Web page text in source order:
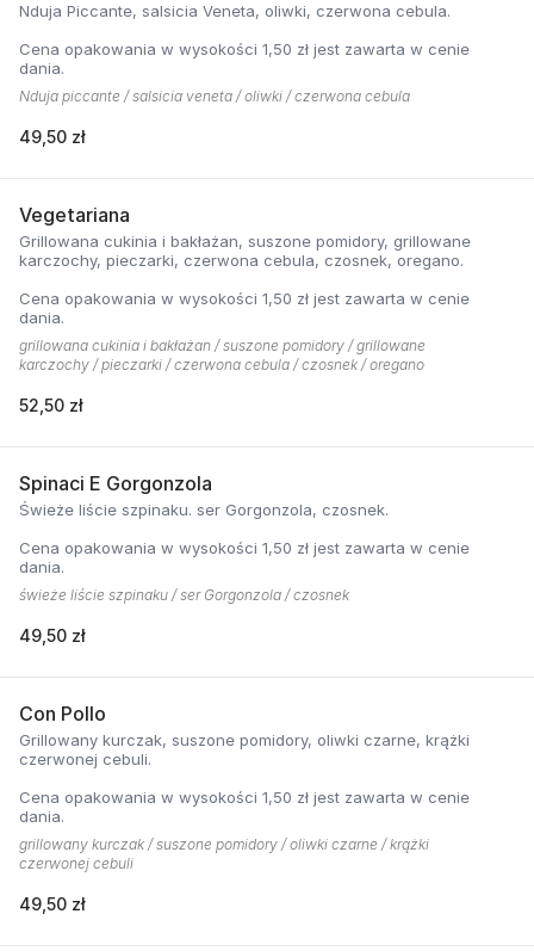
Nduja Piccante, salsicia Veneta, oliwki, czerwona cebula.
Cena opakowania w wysokości 1,50 zł jest zawarta w cenie
dania.
Nduja piccante / salsicia veneta / oliwki / czerwona cebula
49,50 zł
Vegetariana
Grillowana cukinia i bakłażan, suszone pomidory, grillowane
karczochy, pieczarki, czerwona cebula, czosnek, oregano.
Cena opakowania w wysokości 1,50 zł jest zawarta w cenie
dania.
grillowana cukinia i bakłażan / suszone pomidory / grillowane
karczochy / pieczarki / czerwona cebula / czosnek / oregano
52,50 zł
Spinaci E Gorgonzola
Świeże liście szpinaku. ser Gorgonzola, czosnek.
Cena opakowania w wysokości 1,50 zł jest zawarta w cenie
dania.
świeże liście szpinaku / ser Gorgonzola / czosnek
49,50 zł
Con Pollo
Grillowany kurczak, suszone pomidory, oliwki czarne, krążki
czerwonej cebuli.
Cena opakowania w wysokości 1,50 zł jest zawarta w cenie
dania.
grillowany kurczak / suszone pomidory / oliwki czarne / krążki
czerwonej cebuli
49,50 zł